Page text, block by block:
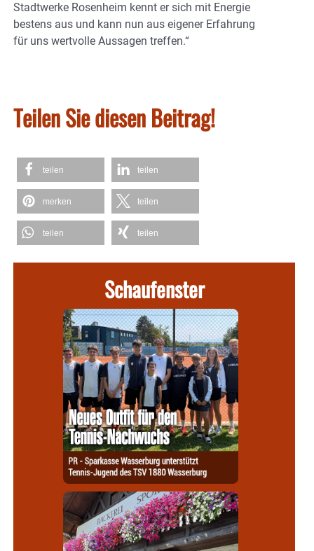
Stadtwerke Rosenheim kennt er sich mit Energie
bestens aus und kann nun aus eigener Erfahrung
für uns wertvolle Aussagen treffen.“
Teilen Sie diesen Beitrag!
teilen teilen
merken teilen
teilen teilen
Schaufenster